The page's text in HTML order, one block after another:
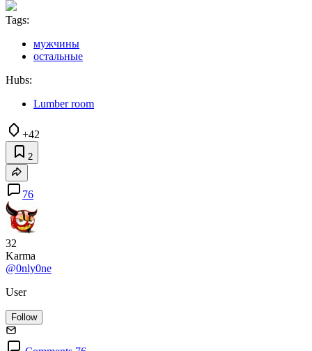
Tags:
мужчины
остальные
Hubs:
Lumber room
+42
2
76
32
Karma
@0nly0ne
User
Follow